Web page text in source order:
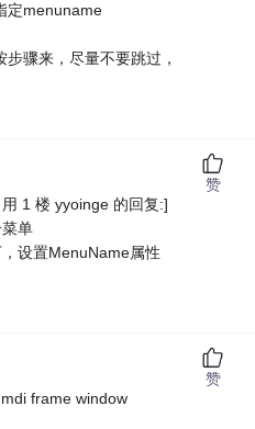
定menuname
骤来，尽量不要跳过，
1 楼 yyoinge 的回复:]
单
设置MenuName属性
赞
frame window
赞